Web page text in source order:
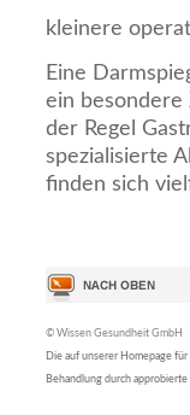
kleinere
Eine
ein besondere
der Regel
spezialisierte
finden sich
© Wissen Gesundheit GmbH
Die auf unserer Homepage
Behandlung durch